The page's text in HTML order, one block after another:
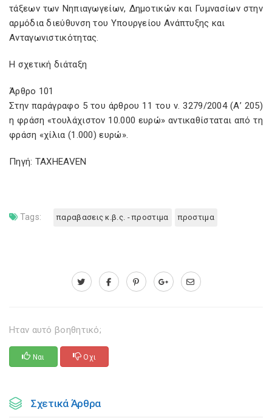
τάξεων των Νηπιαγωγείων, Δημοτικών και Γυμνασίων στην
αρμόδια διεύθυνση του Υπουργείου Ανάπτυξης και
Ανταγωνιστικότητας.
Η σχετική διάταξη
Άρθρο 101
Στην παράγραφο 5 του άρθρου 11 του ν. 3279/2004 (Α’ 205)
η φράση «τουλάχιστον 10.000 ευρώ» αντικαθίσταται από τη
φράση «χίλια (1.000) ευρώ».
Πηγή: TAXHEAVEN
Tags: παραβασεις κ.β.ς. - προστιμα προστιμα
Ηταν αυτό βοηθητικό;
Ναι Οχι
Σχετικά Άρθρα